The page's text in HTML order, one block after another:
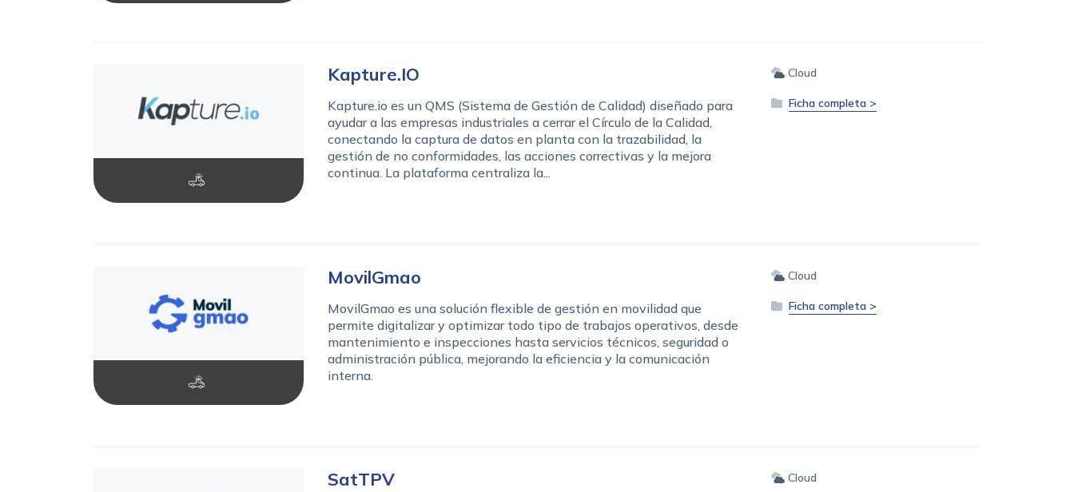
Kapture.IO
Kapture.io es un QMS (Sistema de Gestión de Calidad) diseñado para
ayudar a las empresas industriales a cerrar el Círculo de la Calidad,
conectando la captura de datos en planta con la trazabilidad, la
gestión de no conformidades, las acciones correctivas y la mejora
continua. La plataforma centraliza la...
Cloud
Ficha completa >
MovilGmao
MovilGmao es una solución flexible de gestión en movilidad que
permite digitalizar y optimizar todo tipo de trabajos operativos, desde
mantenimiento e inspecciones hasta servicios técnicos, seguridad o
administración pública, mejorando la eficiencia y la comunicación
interna.
Cloud
Ficha completa >
SatTPV Cloud